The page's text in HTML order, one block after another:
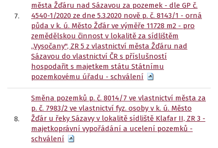
7.
města Žďáru nad Sázavou za pozemek - dle GP č.
4540-1/2020 ze dne 5.3.2020 nově p. č. 8143/1 - orná
půda v k. ú. Město Žďár ve výměře 11728 m2 - pro
zemědělskou činnost v lokalitě za sídlištěm
„Vysočany", ZR 5 z vlastnictví města Žďáru nad
Sázavou do vlastnictví ČR s příslušností
hospodařit s majetkem státu Státnímu
pozemkovému úřadu - schválení
8.
Směna pozemků p. č. 8014/7 ve vlastnictví města za
p. č. 7983/2 ve vlastnictví fyz. osoby v k. ú. Město
Žďár u řeky Sázavy v lokalitě sídliště Klafar II, ZR 3 -
majetkoprávní vypořádání a ucelení pozemků -
schválení